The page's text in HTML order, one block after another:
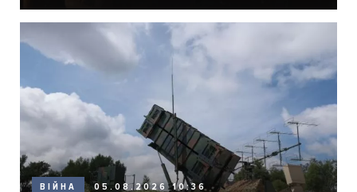
ВІЙНА 05.08.2026 10:36